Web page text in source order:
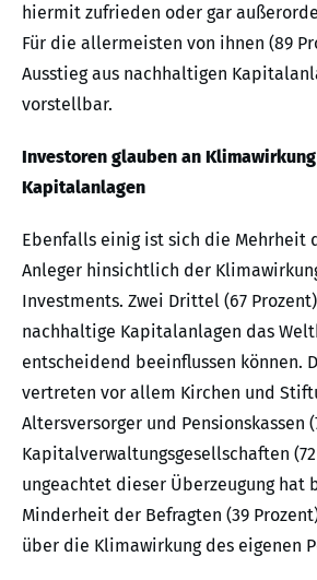
hiermit zufrieden oder gar
Für die allermeisten von ihnen (89
Ausstieg aus nachhaltigen
vorstellbar.
Investoren glauben an
Kapitalanlagen
Ebenfalls einig ist sich die
Anleger hinsichtlich der
Investments. Zwei Drittel (67
nachhaltige Kapitalanlagen das
entscheidend beeinflussen können.
vertreten vor allem Kirchen und
Altersversorger und Pensionskassen
Kapitalverwaltungsgesellschaften
ungeachtet dieser Überzeugung hat
Minderheit der Befragten (39
über die Klimawirkung des eigenen